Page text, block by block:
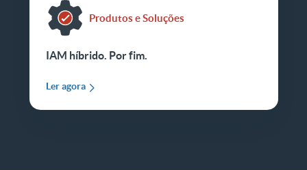
Produtos e Soluções
IAM híbrido. Por fim.
Ler agora